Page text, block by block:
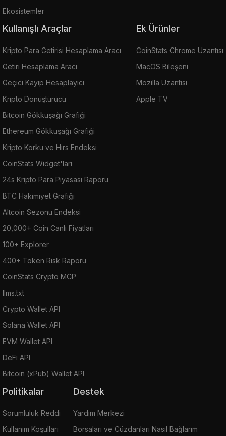
Ekosistemler
Kullanışlı Araçlar
Kripto Para Getirisi Hesaplama Aracı
Getiri Hesaplama Aracı
Geçici Kayıp Hesaplayıcı
Kripto Dönüştürücü
Bitcoin Gökkuşağı Grafiği
Ethereum Gökkuşağı Grafiği
Kripto Korku ve Hırs Endeksi
CoinStats Widget'ları
24s Kripto Para Piyasası Raporu
BTC Hakimiyet Grafiği
Altcoin Sezonu Endeksi
20,000+ Coin Canlı Fiyatları
100+ Explorer
400+ Token Risk Raporu
CoinStats Crypto MCP
llms.txt
Crypto Wallet API
Solana Wallet API
EVM Wallet API
DeFi API
Bitcoin (xPub) Wallet API
Ek Ürünler
CoinStats Chrome Uzantısı
MacOS Bileşeni
Mozilla Uzantısı
Apple TV
Politikalar
Sorumluluk Reddi
Kullanım Koşulları
Destek
Yardım Merkezi
Borsaları ve Cüzdanları Nasıl Bağlarım